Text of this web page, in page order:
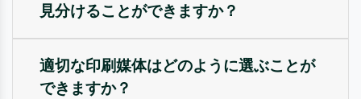
見分けることができますか？
適切な印刷媒体はどのように選ぶことが
できますか？